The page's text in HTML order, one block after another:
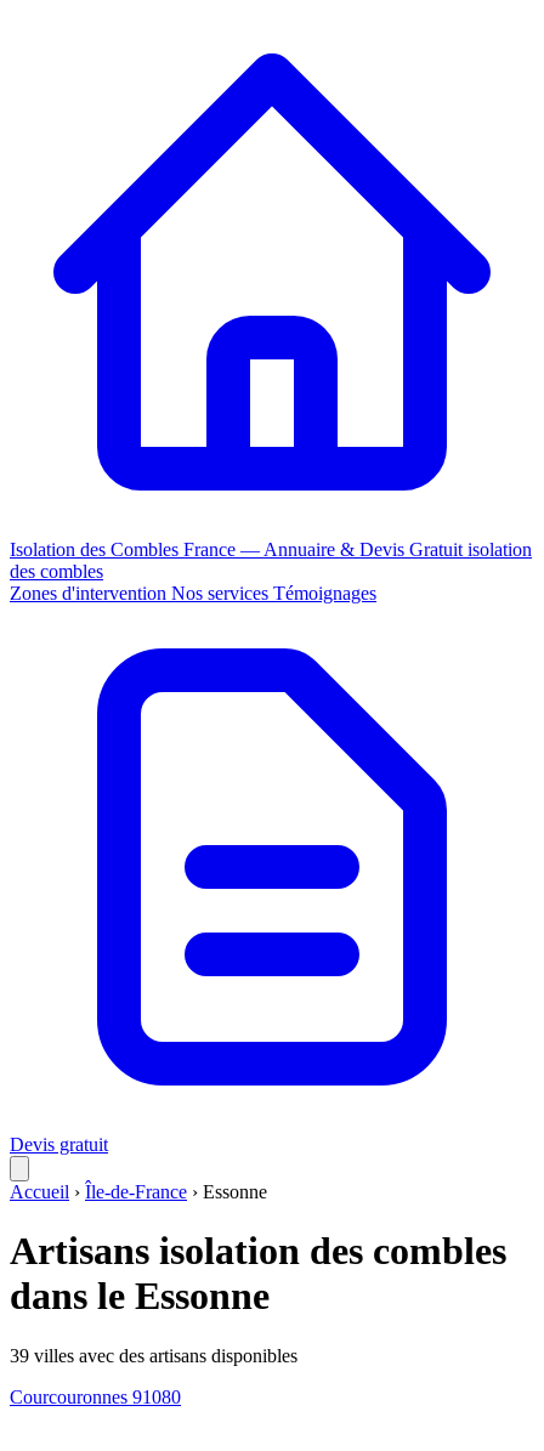
Isolation des Combles France — Annuaire & Devis Gratuit isolation
des combles
Zones d'intervention Nos services Témoignages
Devis gratuit
Accueil › Île-de-France › Essonne
Artisans isolation des combles
dans le Essonne
39 villes avec des artisans disponibles
Courcouronnes 91080